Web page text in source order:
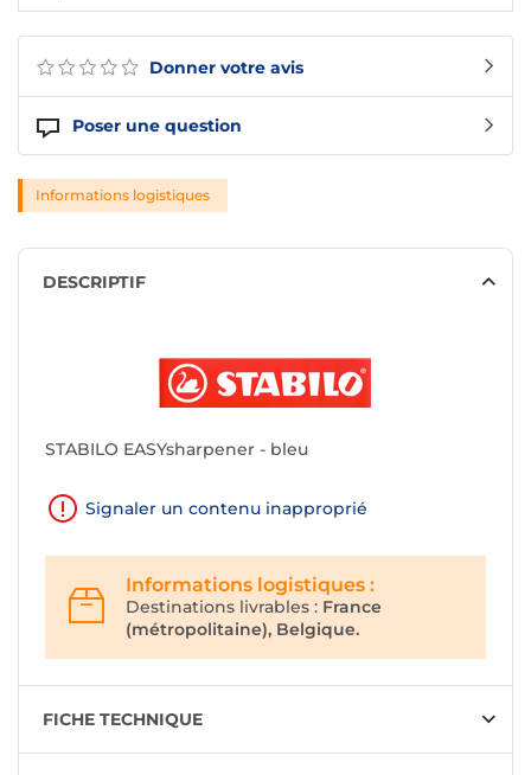
Donner votre avis
Poser une question
Informations logistiques
DESCRIPTIF
STABILO EASYsharpener - bleu
Signaler un contenu inapproprié
Informations logistiques :
Destinations livrables : France
(métropolitaine), Belgique.
FICHE TECHNIQUE